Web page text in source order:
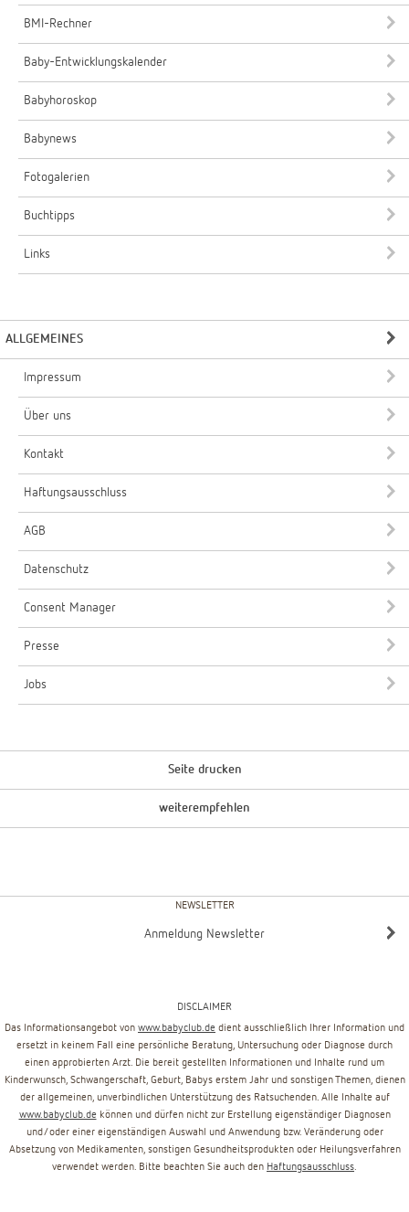
BMI-Rechner
Baby-Entwicklungskalender
Babyhoroskop
Babynews
Fotogalerien
Buchtipps
Links
ALLGEMEINES
Impressum
Über uns
Kontakt
Haftungsausschluss
AGB
Datenschutz
Consent Manager
Presse
Jobs
Seite drucken
weiterempfehlen
NEWSLETTER
Anmeldung Newsletter
DISCLAIMER
Das Informationsangebot von www.babyclub.de dient ausschließlich Ihrer Information und
ersetzt in keinem Fall eine persönliche Beratung, Untersuchung oder Diagnose durch
einen approbierten Arzt. Die bereit gestellten Informationen und Inhalte rund um
Kinderwunsch, Schwangerschaft, Geburt, Babys erstem Jahr und sonstigen Themen, dienen
der allgemeinen, unverbindlichen Unterstützung des Ratsuchenden. Alle Inhalte auf
www.babyclub.de können und dürfen nicht zur Erstellung eigenständiger Diagnosen
und/oder einer eigenständigen Auswahl und Anwendung bzw. Veränderung oder
Absetzung von Medikamenten, sonstigen Gesundheitsprodukten oder Heilungsverfahren
verwendet werden. Bitte beachten Sie auch den Haftungsausschluss.